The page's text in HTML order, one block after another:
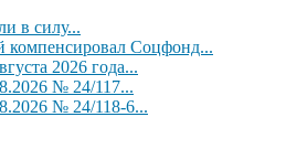
в силу...
компенсировал Соцфонд...
2026 года...
№ 24/117...
№ 24/118-6...